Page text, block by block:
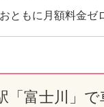
ともに月額料金ゼ
「富士川」